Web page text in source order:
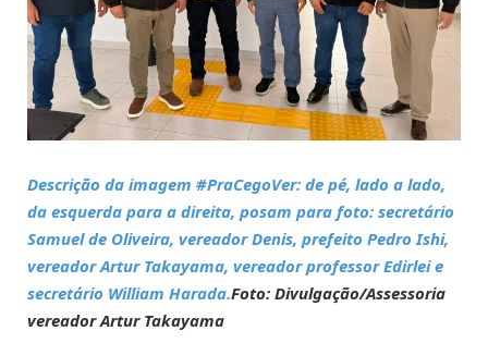
Descrição da imagem #PraCegoVer: de pé, lado a lado,
da esquerda para a direita, posam para foto: secretário
Samuel de Oliveira, vereador Denis, prefeito Pedro Ishi,
vereador Artur Takayama, vereador professor Edirlei e
secretário William Harada.Foto: Divulgação/Assessoria
vereador Artur Takayama